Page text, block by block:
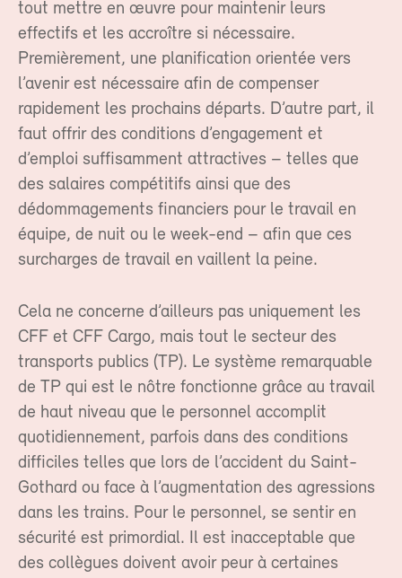
tout mettre en œuvre pour maintenir leurs
effectifs et les accroître si nécessaire.
Premièrement, une planification orientée vers
l’avenir est nécessaire afin de compenser
rapidement les prochains départs. D’autre part, il
faut offrir des conditions d’engagement et
d’emploi suffisamment attractives – telles que
des salaires compétitifs ainsi que des
dédommagements financiers pour le travail en
équipe, de nuit ou le week-end – afin que ces
surcharges de travail en vaillent la peine.
Cela ne concerne d’ailleurs pas uniquement les
CFF et CFF Cargo, mais tout le secteur des
transports publics (TP). Le système remarquable
de TP qui est le nôtre fonctionne grâce au travail
de haut niveau que le personnel accomplit
quotidiennement, parfois dans des conditions
difficiles telles que lors de l’accident du Saint-
Gothard ou face à l’augmentation des agressions
dans les trains. Pour le personnel, se sentir en
sécurité est primordial. Il est inacceptable que
des collègues doivent avoir peur à certaines